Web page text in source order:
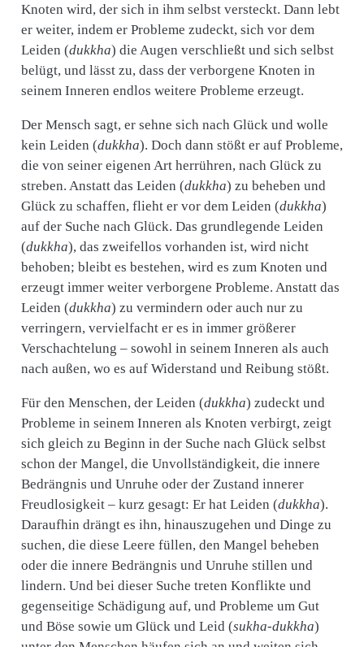
Knoten wird, der sich in ihm selbst versteckt. Dann lebt
er weiter, indem er Probleme zudeckt, sich vor dem
Leiden (dukkha) die Augen verschließt und sich selbst
belügt, und lässt zu, dass der verborgene Knoten in
seinem Inneren endlos weitere Probleme erzeugt.
Der Mensch sagt, er sehne sich nach Glück und wolle
kein Leiden (dukkha). Doch dann stößt er auf Probleme,
die von seiner eigenen Art herrühren, nach Glück zu
streben. Anstatt das Leiden (dukkha) zu beheben und
Glück zu schaffen, flieht er vor dem Leiden (dukkha)
auf der Suche nach Glück. Das grundlegende Leiden
(dukkha), das zweifellos vorhanden ist, wird nicht
behoben; bleibt es bestehen, wird es zum Knoten und
erzeugt immer weiter verborgene Probleme. Anstatt das
Leiden (dukkha) zu vermindern oder auch nur zu
verringern, vervielfacht er es in immer größerer
Verschachtelung – sowohl in seinem Inneren als auch
nach außen, wo es auf Widerstand und Reibung stößt.
Für den Menschen, der Leiden (dukkha) zudeckt und
Probleme in seinem Inneren als Knoten verbirgt, zeigt
sich gleich zu Beginn in der Suche nach Glück selbst
schon der Mangel, die Unvollständigkeit, die innere
Bedrängnis und Unruhe oder der Zustand innerer
Freudlosigkeit – kurz gesagt: Er hat Leiden (dukkha).
Daraufhin drängt es ihn, hinauszugehen und Dinge zu
suchen, die diese Leere füllen, den Mangel beheben
oder die innere Bedrängnis und Unruhe stillen und
lindern. Und bei dieser Suche treten Konflikte und
gegenseitige Schädigung auf, und Probleme um Gut
und Böse sowie um Glück und Leid (sukha-dukkha)